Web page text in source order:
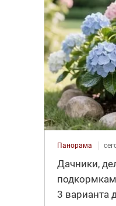
Панорама
Дачники,
3 варианта